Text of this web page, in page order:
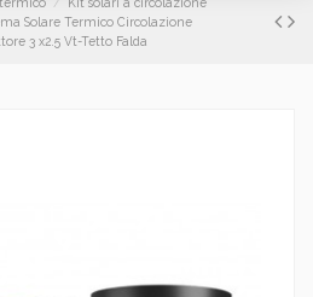
Solare Termico Circolazione
3 x2.5 Vt-Tetto Falda